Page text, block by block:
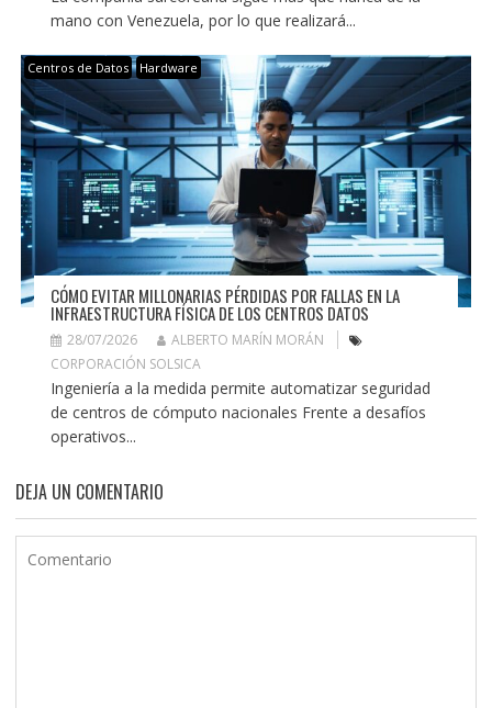
mano con Venezuela, por lo que realizará...
Centros de Datos Hardware
CÓMO EVITAR MILLONARIAS PÉRDIDAS POR FALLAS EN LA
INFRAESTRUCTURA FÍSICA DE LOS CENTROS DATOS
28/07/2026
ALBERTO MARÍN MORÁN
CORPORACIÓN SOLSICA
Ingeniería a la medida permite automatizar seguridad
de centros de cómputo nacionales Frente a desafíos
operativos...
DEJA UN COMENTARIO